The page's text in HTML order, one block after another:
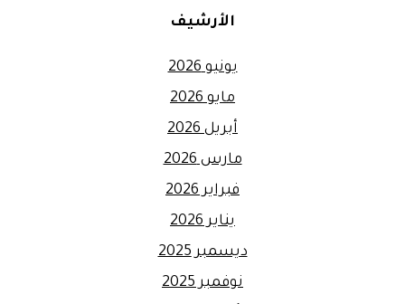
الأرشيف
يونيو 2026
مايو 2026
أبريل 2026
مارس 2026
فبراير 2026
يناير 2026
ديسمبر 2025
نوفمبر 2025